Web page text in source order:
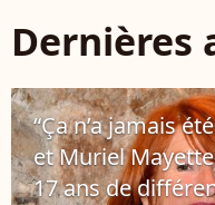
Dernières
“Ça n’a jamais
et Muriel
17 ans de